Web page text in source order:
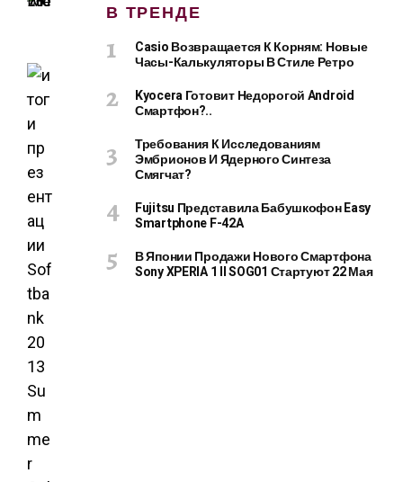
В ТРЕНДЕ
Casio Возвращается К Корням: Новые
Часы-Калькуляторы В Стиле Ретро
Kyocera Готовит Недорогой Android
Смартфон?..
Требования К Исследованиям
Эмбрионов И Ядерного Синтеза
Смягчат?
Fujitsu Представила Бабушкофон Easy
Smartphone F-42A
В Японии Продажи Нового Смартфона
Sony XPERIA 1 II SOG01 Стартуют 22 Мая